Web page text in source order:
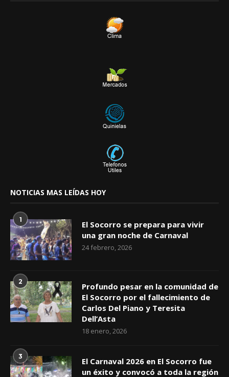
NOTICIAS MAS LEÍDAS HOY
1
El Socorro se prepara para vivir
una gran noche de Carnaval
24 febrero, 2026
2
Profundo pesar en la comunidad de
El Socorro por el fallecimiento de
Carlos Del Piano y Teresita
Dell’Asta
18 enero, 2026
3
El Carnaval 2026 en El Socorro fue
un éxito y convocó a toda la región